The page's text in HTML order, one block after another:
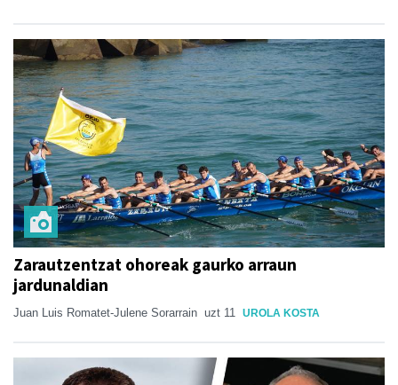
Zarautzentzat ohoreak gaurko arraun
jardunaldian
Juan Luis Romatet-Julene Sorarrain uzt 11 UROLA KOSTA